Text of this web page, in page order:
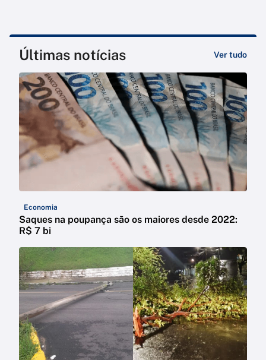
Últimas notícias Ver tudo
Economia
Saques na poupança são os maiores desde 2022:
R$ 7 bi